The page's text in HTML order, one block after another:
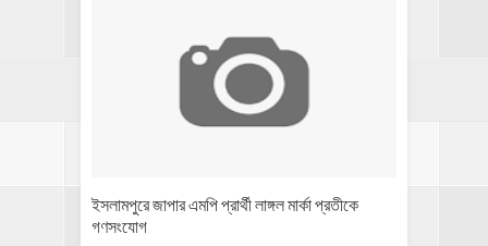
ইসলামপুরে জাপার এমপি প্রার্থী লাঙ্গল মার্কা প্রতীকে
গণসংযোগ